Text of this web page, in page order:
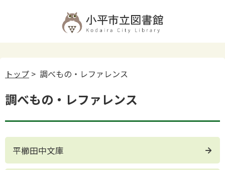
トップ > 調べもの・レファレンス
調べもの・レファレンス
平櫛田中文庫